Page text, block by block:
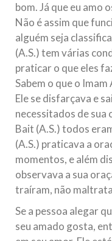
bom. Já que eu amo
Não é assim que
alguém seja
(A.S.) tem várias
praticar o que eles
Sabem o que o
Ele se disfarçava e
necessitados de sua
Bait (A.S.) todos
(A.S.) praticava a
momentos, e além
observava a sua
traíram, não
Se a pessoa alegar
seu amado gosta,